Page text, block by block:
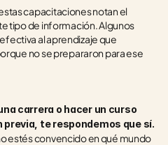
capacitaciones notan el
tipo de información. Algunos
al aprendizaje que
no se prepararon para ese
carrera o hacer un curso
previa, te respondemos que sí.
estés convencido en qué mundo